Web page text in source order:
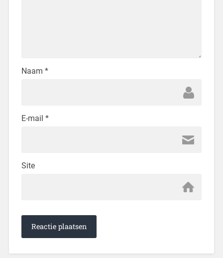
Naam *
E-mail *
Site